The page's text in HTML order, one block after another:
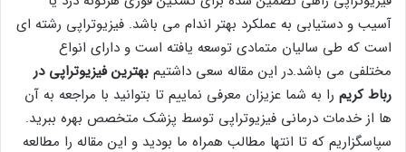
آسیب و دستیابی به عملکرد بهتر اندام می باشد. فیزیوتراپی رشته ای
است که طی سالیان متمادی توسعه یافته است و دارای انواع
مختلفی می باشد.در این مقاله سعی داشتیم بهترین فیزیوتراپی در
رباط کریم را به شما عزیزان معرفی نماییم تا بتوانید با مراجعه به آن
ها از خدمات درمانی فیزیوتراپی توسط پزشک متخصص بهره ببرید.
سپاسگزاریم که تا انتها مطالب همراه ما بودید و این مقاله را مطالعه